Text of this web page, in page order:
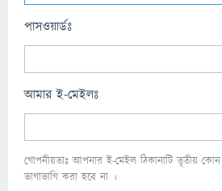
পাসওয়ার্ডঃ
আমার ই-মেইলঃ
গোপনীয়তাঃ আপনার ই-মেইল ঠিকানাটি তৃতীয় কোন
ভাগাভাগি করা হবে না ।